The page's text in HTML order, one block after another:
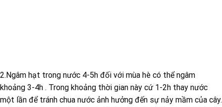
2.Ngâm hạt trong nước 4-5h đối với mùa hè có thể ngâm
khoảng 3-4h . Trong khoảng thời gian này cứ 1-2h thay nước
một lần để tránh chua nước ảnh hưởng đến sự nảy mầm của cây.